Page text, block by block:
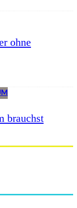
ohne
brauchst